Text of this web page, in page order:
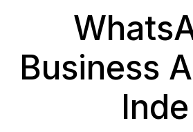
Business
Inde